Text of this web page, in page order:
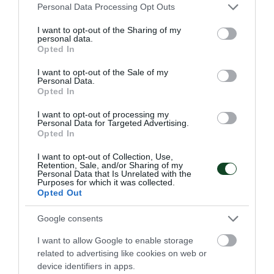
Please note that this website/app uses one or more Google
not limited to your visit or usage behaviour. You may click to
grant or deny consent to Google and its third-party tags to
use your data for below specified purposes in below Google
consent section.
Personal Data Processing Opt Outs
I want to opt-out of the Sharing of my
personal data.
Opted In
I want to opt-out of the Sale of my
Personal Data.
Opted In
I want to opt-out of processing my
Personal Data for Targeted Advertising.
Opted In
I want to opt-out of Collection, Use,
Retention, Sale, and/or Sharing of my
Personal Data that Is Unrelated with the
Purposes for which it was collected.
Opted Out
Google consents
I want to allow Google to enable storage
related to advertising like cookies on web or
device identifiers in apps.
Ομαδικό)-Άνδρες
Πρωτάθλημα Ελλάδας (Πιστόλι Ταχύτητας
– Ομαδικό) Άνδρες
Πρωτάθλημα Ελλάδας (Πιστόλι Κεντρικής
Πυροδότησης – Ομαδικό)
Πρωταθλήματα Ελλάδας Γενικής
Βαθμολογίας Αεροβόλων -Πυροβόλων Νέοι
Άνδρες-Νέες Γυναίκες-Έφηβοι-Νεάνιδες
Πρωτάθλημα Αεροβόλο Πιστόλι ομαδικό Νέοι
Άνδρες